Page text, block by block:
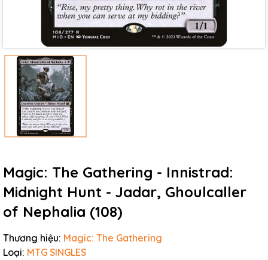
Magic: The Gathering - Innistrad:
Midnight Hunt - Jadar, Ghoulcaller
of Nephalia (108)
Thương hiệu: Magic: The Gathering
Loại: MTG SINGLES